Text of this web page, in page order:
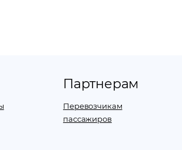
Партнерам
Перевозчикам
пассажиров